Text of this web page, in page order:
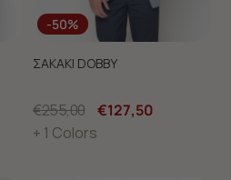
-50%
ΣΑΚΑΚΙ DOBBY
€255,00
€127,50
+ 1 Colors